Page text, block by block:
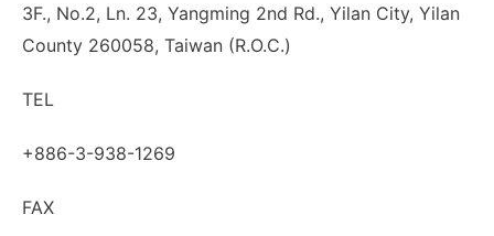
3F., No.2, Ln. 23, Yangming 2nd Rd., Yilan City, Yilan
County 260058, Taiwan (R.O.C.)
TEL
+886-3-938-1269
FAX